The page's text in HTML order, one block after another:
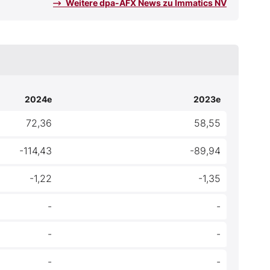
Weitere dpa-AFX News zu Immatics NV
2024e 2023e
72,36 58,55
-114,43 -89,94
-1,22 -1,35
- -
- -
- -